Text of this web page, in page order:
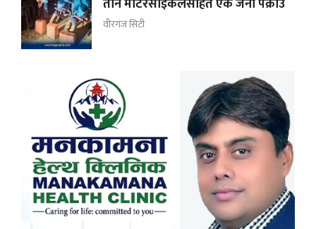
तीन मोटरसाइकलसहित एक जना पक्राउ
वीरगंज सिटी